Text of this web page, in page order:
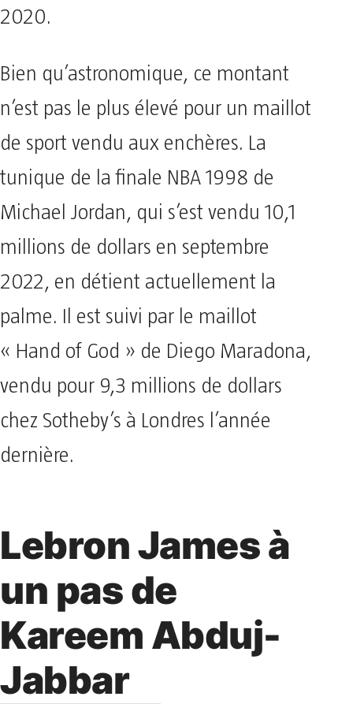
2020.
Bien qu’astronomique, ce montant
n’est pas le plus élevé pour un maillot
de sport vendu aux enchères. La
tunique de la finale NBA 1998 de
Michael Jordan, qui s’est vendu 10,1
millions de dollars en septembre
2022, en détient actuellement la
palme. Il est suivi par le maillot
« Hand of God » de Diego Maradona,
vendu pour 9,3 millions de dollars
chez Sotheby’s à Londres l’année
dernière.
Lebron James à
un pas de
Kareem Abduj-
Jabbar